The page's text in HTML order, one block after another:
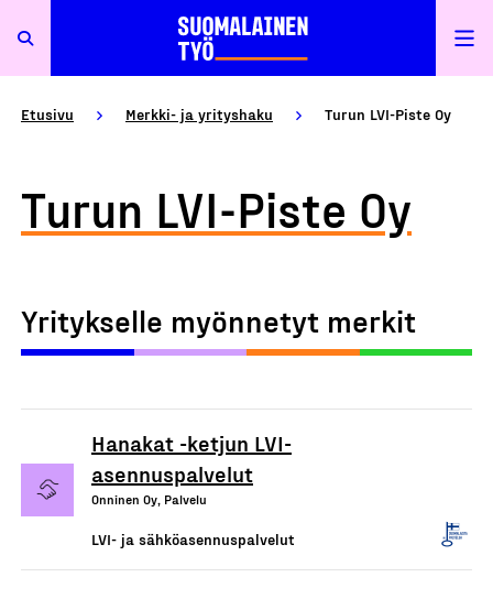
Etusivu Merkki- ja yrityshaku Turun LVI-Piste Oy
Turun LVI-Piste Oy
Yritykselle myönnetyt merkit
Hanakat -ketjun LVI-
asennuspalvelut
Onninen Oy, Palvelu
LVI- ja sähköasennuspalvelut